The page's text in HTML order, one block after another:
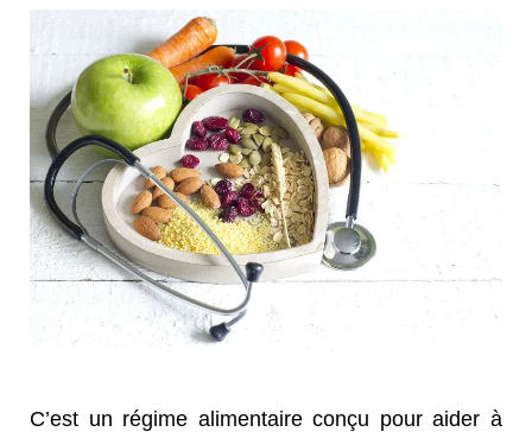
C’est un régime alimentaire conçu pour aider à